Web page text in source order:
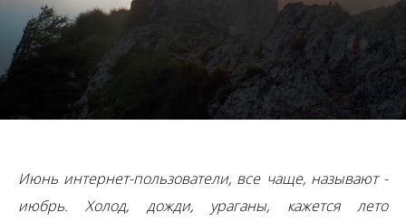
Июнь интернет-пользователи, все чаще, называют -
июбрь. Холод, дожди, ураганы, кажется лето